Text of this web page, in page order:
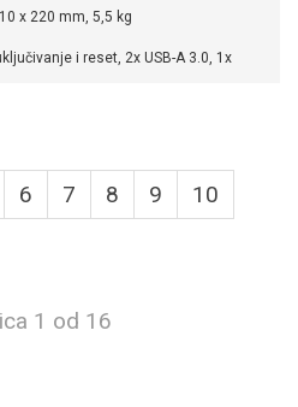
x 220 mm, 5,5 kg
i reset, 2x USB-A 3.0, 1x
www.silverstonetek.com Cijena:
6 7 8 9
10
1 od 16